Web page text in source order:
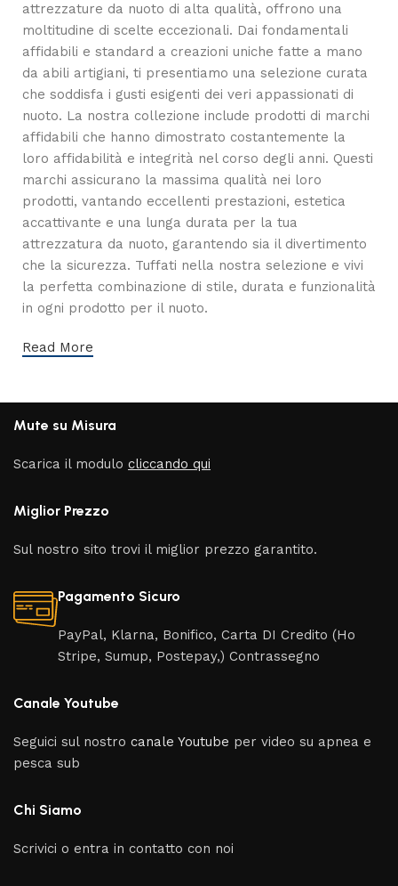
attrezzature da nuoto di alta qualità, offrono una
moltitudine di scelte eccezionali. Dai fondamentali
affidabili e standard a creazioni uniche fatte a mano
da abili artigiani, ti presentiamo una selezione curata
che soddisfa i gusti esigenti dei veri appassionati di
nuoto. La nostra collezione include prodotti di marchi
affidabili che hanno dimostrato costantemente la
loro affidabilità e integrità nel corso degli anni. Questi
marchi assicurano la massima qualità nei loro
prodotti, vantando eccellenti prestazioni, estetica
accattivante e una lunga durata per la tua
attrezzatura da nuoto, garantendo sia il divertimento
che la sicurezza. Tuffati nella nostra selezione e vivi
la perfetta combinazione di stile, durata e funzionalità
in ogni prodotto per il nuoto.
Read More
Mute su Misura
Scarica il modulocliccando qui
Miglior Prezzo
Sul nostro sito trovi il miglior prezzo garantito.
Pagamento Sicuro
PayPal, Klarna, Bonifico, Carta DI Credito (Ho
Stripe, Sumup, Postepay,) Contrassegno
Canale Youtube
Seguici sul nostrocanale Youtube per video su apnea e
pesca sub
Chi Siamo
Scrivici o entra in contatto con noi